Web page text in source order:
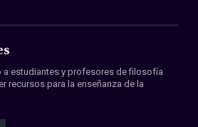
a estudiantes y profesores de filosofía
recursos para la enseñanza de la